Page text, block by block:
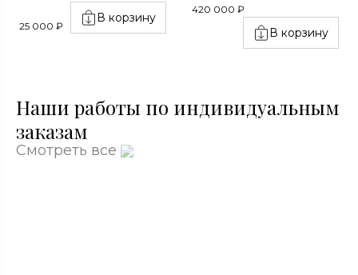
25 000 ₽
В корзину
420 000 ₽
В корзину
Наши работы по индивидуальным
заказам
Смотреть все